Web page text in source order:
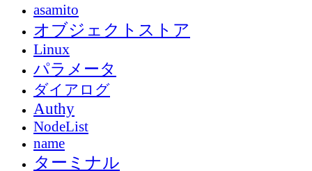
asamito
オブジェクトストア
Linux
パラメータ
ダイアログ
Authy
NodeList
name
ターミナル